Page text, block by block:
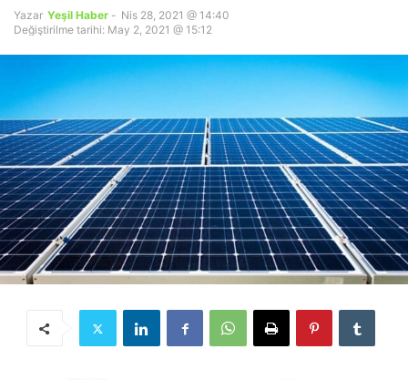
Yazar Yeşil Haber - Nis 28, 2021 @ 14:40
Değiştirilme tarihi: May 2, 2021 @ 15:12